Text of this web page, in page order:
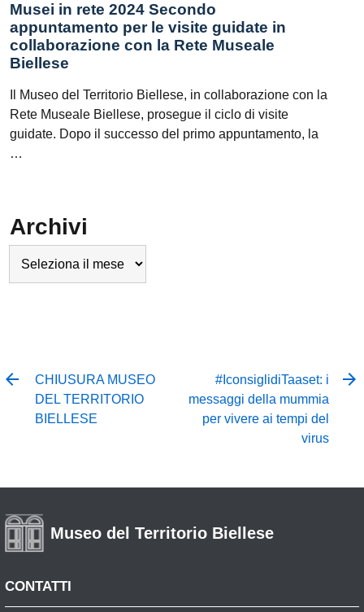
Musei in rete 2024 Secondo
appuntamento per le visite guidate in
collaborazione con la Rete Museale
Biellese
Il Museo del Territorio Biellese, in collaborazione con la
Rete Museale Biellese, prosegue il ciclo di visite
guidate. Dopo il successo del primo appuntamento, la
…
Archivi
CHIUSURA MUSEO
DEL TERRITORIO
BIELLESE
#IconsiglidiTaaset: i
messaggi della mummia
per vivere ai tempi del
virus
Museo del Territorio Biellese
CONTATTI